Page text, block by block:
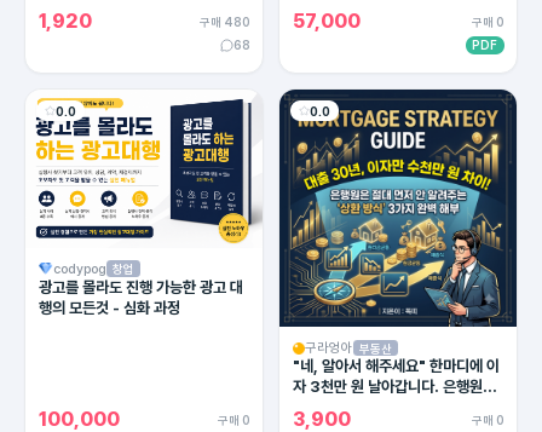
1,920
구매 480
68
57,000
구매 0
PDF
0.0
codypog 창업
광고를 몰라도 진행 가능한 광고 대
행의 모든것 - 심화 과정
100,000
구매 0
0.0
구라엉아 부동산
"네, 알아서 해주세요" 한마디에 이
자 3천만 원 날아갑니다. 은행원이
절대 말 안 해주는 대출 상환의 비밀
3,900
구매 0